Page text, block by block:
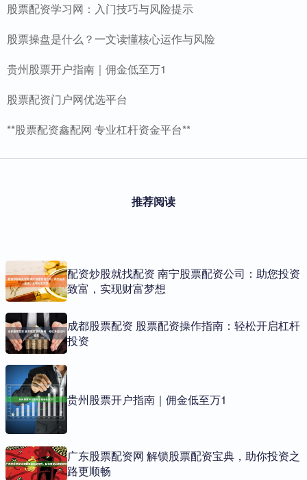
股票配资学习网：入门技巧与风险提示
股票操盘是什么？一文读懂核心运作与风险
贵州股票开户指南｜佣金低至万1
股票配资门户网优选平台
**股票配资鑫配网 专业杠杆资金平台**
推荐阅读
配资炒股就找配资 南宁股票配资公司：助您投资
致富，实现财富梦想
成都股票配资 股票配资操作指南：轻松开启杠杆
投资
贵州股票开户指南｜佣金低至万1
广东股票配资网 解锁股票配资宝典，助你投资之
路更顺畅